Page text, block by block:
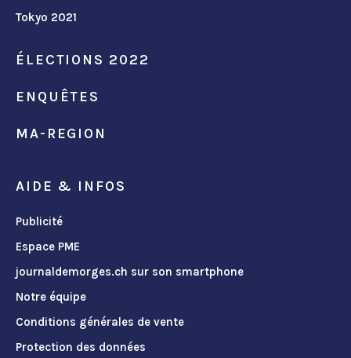
Tokyo 2021
ÉLECTIONS 2022
ENQUÊTES
MA-REGION
AIDE & INFOS
Publicité
Espace PME
journaldemorges.ch sur son smartphone
Notre équipe
Conditions générales de vente
Protection des données